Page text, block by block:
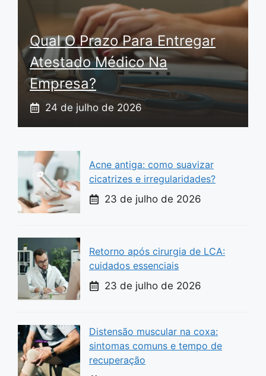
Qual O Prazo Para Entregar
Atestado Médico Na
Empresa?
24 de julho de 2026
Acne antiga: como suavizar
cicatrizes e irregularidades?
23 de julho de 2026
Retorno após cirurgia de LCA:
cuidados essenciais
23 de julho de 2026
Distensão muscular na coxa:
sintomas comuns e tempo de
recuperação